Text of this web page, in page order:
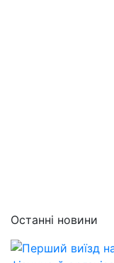
Останні новини